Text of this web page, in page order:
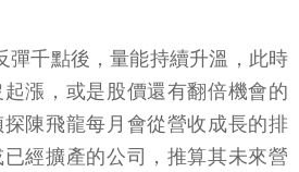
彈千點後，量能持續升溫，此時
漲，或是股價還有翻倍機會的
陳飛龍每月會從營收成長的排
經擴產的公司，推算其未來營